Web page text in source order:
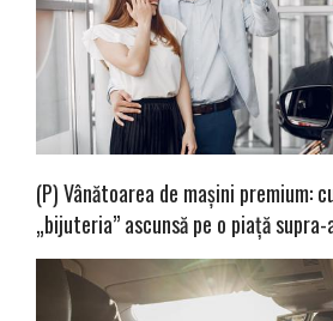
(P) Vânătoarea de mașini premium:
„bijuteria” ascunsă pe o piață